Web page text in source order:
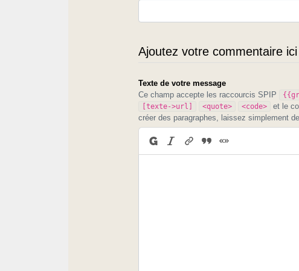
Ajoutez votre commentaire ici
Texte de votre message
Ce champ accepte les raccourcis SPIP
[texte->url]
<quote> <code> et le
créer des paragraphes, laissez simplement